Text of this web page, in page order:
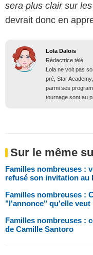
sera plus clair sur
devrait donc en
Lola Dalois
Rédactrice télé
Lola ne voit pas
pré, Star
parmi ses
tournage sont au
Sur le même
Familles nombreuses :
refusé son invitation au
Familles nombreuses :
"l'annonce" qu'elle
Familles nombreuses :
de Camille Santoro